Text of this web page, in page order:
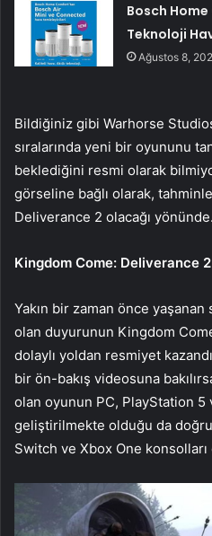
Bosch
Teknoloji
Ağustos 8,
Bildiğiniz gibi Warhorse
sıralarında yeni bir oyununu
beklediğini resmi olarak
görseline bağlı olarak,
Deliverance 2 olacağı yönünde.
Kingdom Come: Deliverance 2
Yakın bir zaman önce yaşanan
olan duyurunun Kingdom
dolaylı yoldan resmiyet
bir ön-bakış videosuna
olan oyunun PC, PlayStation 5
geliştirilmekte olduğu da
Switch ve Xbox One